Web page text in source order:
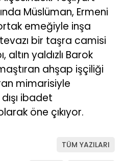
Müslüman, Ermeni
emeğiyle inşa
bir taşra camisi
yaldızlı Barok
ahşap işçiliği
mimarisiyle
ibadet
öne çıkıyor.
TÜM YAZILARI